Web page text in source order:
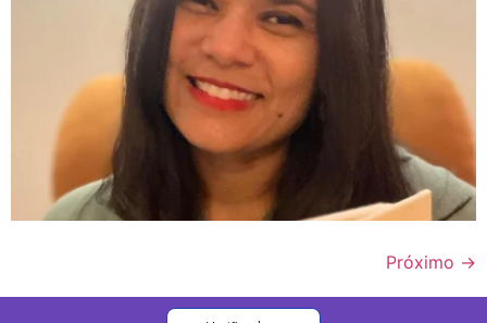
Próximo →